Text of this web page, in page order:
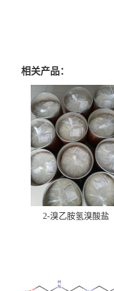
相关产品：
2-溴乙胺氢溴酸盐